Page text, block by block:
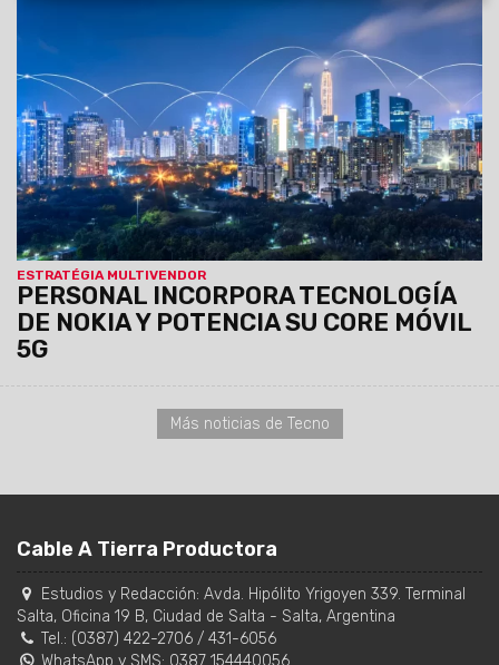
ESTRATÉGIA MULTIVENDOR
PERSONAL INCORPORA TECNOLOGÍA
DE NOKIA Y POTENCIA SU CORE MÓVIL
5G
Personal avanza en la modernización de su
red móvil, implementando una estrategia multivendor que
fortalece el core y acompaña las crecientes demandas del
ecosistema digital.Entrá y enteráte de todo lo nuevo
que tiene Personal.
Más noticias de Tecno
Cable A Tierra Productora
Estudios y Redacción: Avda. Hipólito Yrigoyen 339. Terminal
Salta, Oficina 19 B, Ciudad de Salta - Salta, Argentina
Tel.: (0387) 422-2706 / 431-6056
WhatsApp y SMS: 0387 154440056